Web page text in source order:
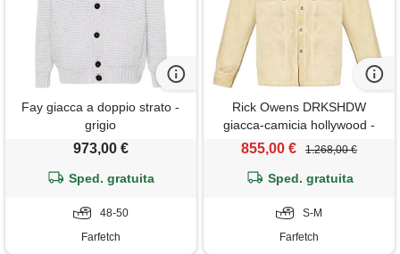
Fay giacca a doppio strato -
grigio
973,00 €
Sped. gratuita
48-50
Farfetch
Rick Owens DRKSHDW
giacca-camicia hollywood -
toni neutri
855,00 € 1.268,00 €
Sped. gratuita
S-M
Farfetch